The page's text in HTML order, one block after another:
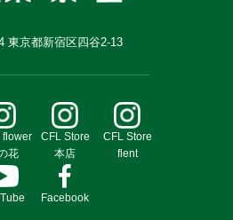
東京都新宿区四谷2-13
flower
花
CFL Store
本店
CFL Store
flent
Facebook